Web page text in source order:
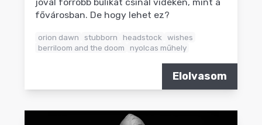
fővárosban. De hogy lehet ez?
orion dawn stubborn headstock
wishes
berriloom and the doom
nyolcas műhely
Elolvasom